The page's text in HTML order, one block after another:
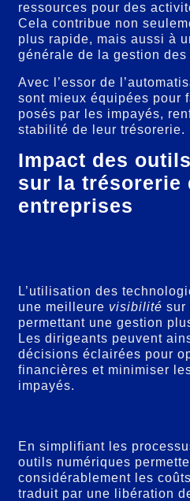
ressources pour des
Cela contribue non
plus rapide, mais aussi à
générale de la gestion des
Avec l’essor de
sont mieux équipées pour
posés par les impayés,
stabilité de leur trésorerie.
Impact des
sur la trésorerie
entreprises
L’utilisation des
une meilleure visibilité sur
permettant une gestion
Les dirigeants peuvent
décisions éclairées pour
financières et minimiser
impayés.
En simplifiant les
outils numériques
considérablement les
traduit par une libération